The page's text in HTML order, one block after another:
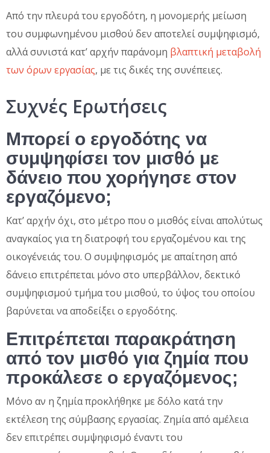
Από την πλευρά του εργοδότη, η μονομερής μείωση
του συμφωνημένου μισθού δεν αποτελεί συμψηφισμό,
αλλά συνιστά κατ’ αρχήν παράνομη βλαπτική μεταβολή
των όρων εργασίας, με τις δικές της συνέπειες.
Συχνές Ερωτήσεις
Μπορεί ο εργοδότης να
συμψηφίσει τον μισθό με
δάνειο που χορήγησε στον
εργαζόμενο;
Κατ’ αρχήν όχι, στο μέτρο που ο μισθός είναι απολύτως
αναγκαίος για τη διατροφή του εργαζομένου και της
οικογένειάς του. Ο συμψηφισμός με απαίτηση από
δάνειο επιτρέπεται μόνο στο υπερβάλλον, δεκτικό
συμψηφισμού τμήμα του μισθού, το ύψος του οποίου
βαρύνεται να αποδείξει ο εργοδότης.
Επιτρέπεται παρακράτηση
από τον μισθό για ζημία που
προκάλεσε ο εργαζόμενος;
Μόνο αν η ζημία προκλήθηκε με δόλο κατά την
εκτέλεση της σύμβασης εργασίας. Ζημία από αμέλεια
δεν επιτρέπει συμψηφισμό έναντι του